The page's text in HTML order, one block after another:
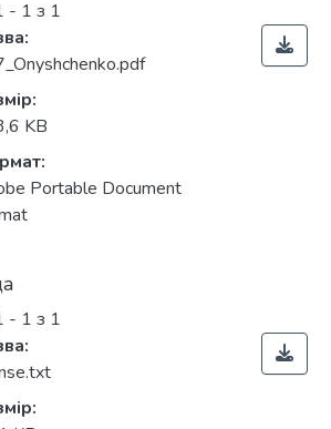
- 1 з 1
KB
Portable Document
- 1 з 1